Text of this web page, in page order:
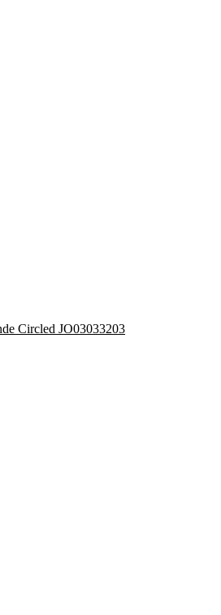
Circled JO03033203